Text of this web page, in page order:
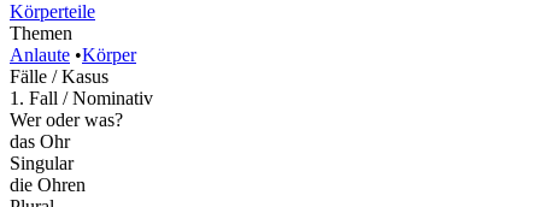
Körperteile
Themen
Anlaute •Körper
Fälle / Kasus
1. Fall / Nominativ
Wer oder was?
das Ohr
Singular
die Ohren